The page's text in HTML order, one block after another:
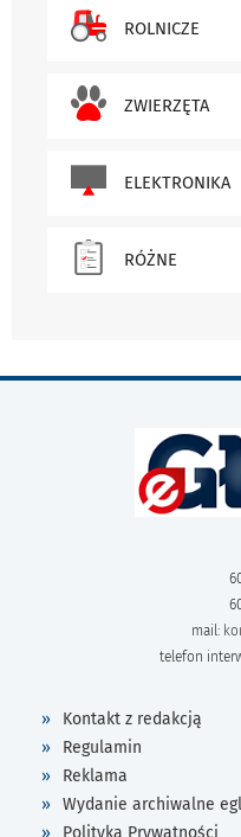
ROLNICZE
ZWIERZĘTA
ELEKTRONIKA
RÓŻNE
mail:
telefon
Kontakt z redakcją
Regulamin
Reklama
Wydanie archiwalne